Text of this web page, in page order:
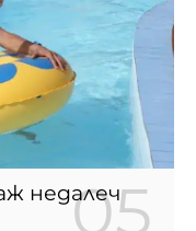
недалеч